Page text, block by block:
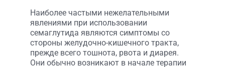
Наиболее частыми нежелательными
явлениями при использовании
семаглутида являются симптомы со
стороны желудочно-кишечного тракта,
прежде всего тошнота, рвота и диарея.
Они обычно возникают в начале терапии